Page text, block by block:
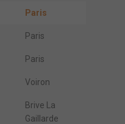
Paris
Paris
Paris
Voiron
Brive La
Gaillarde